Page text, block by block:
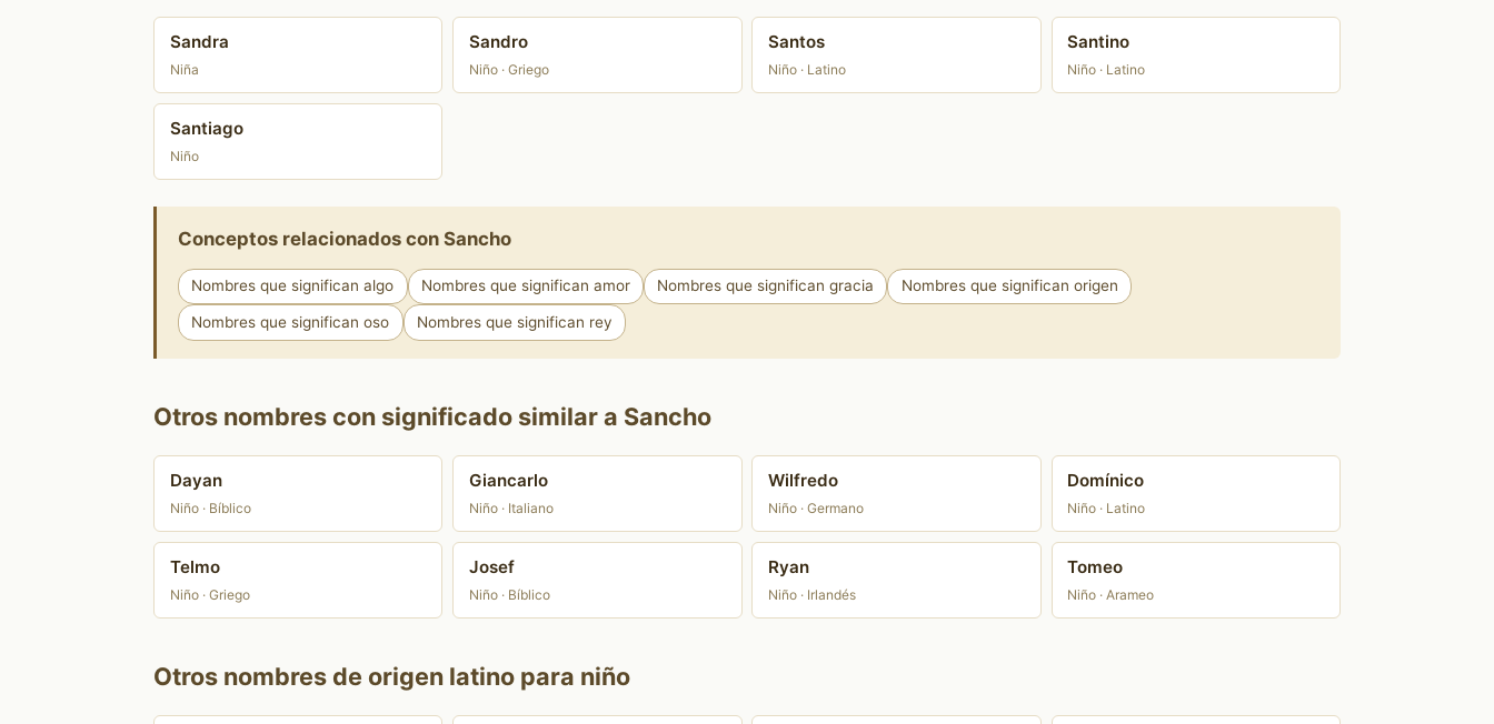
Sandra
Niña
Sandro
Niño · Griego
Santos
Niño · Latino
Santino
Niño · Latino
Santiago
Niño
Conceptos relacionados con Sancho
Nombres que significan algo Nombres que significan amor Nombres que significan gracia Nombres que significan origen
Nombres que significan oso Nombres que significan rey
Otros nombres con significado similar a Sancho
Dayan
Niño · Bíblico
Giancarlo
Niño · Italiano
Wilfredo
Niño · Germano
Domínico
Niño · Latino
Telmo
Niño · Griego
Josef
Niño · Bíblico
Ryan
Niño · Irlandés
Tomeo
Niño · Arameo
Otros nombres de origen latino para niño